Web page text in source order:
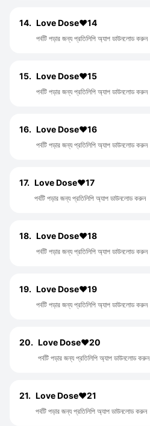
14. Love Dose❤️14
পর্বটি পড়ার জন্য প্রতিলিপি অ্যাপ ডাউনলোড করুন
15. Love Dose❤️15
পর্বটি পড়ার জন্য প্রতিলিপি অ্যাপ ডাউনলোড করুন
16. Love Dose❤️16
পর্বটি পড়ার জন্য প্রতিলিপি অ্যাপ ডাউনলোড করুন
17. Love Dose❤️17
পর্বটি পড়ার জন্য প্রতিলিপি অ্যাপ ডাউনলোড করুন
18. Love Dose❤️18
পর্বটি পড়ার জন্য প্রতিলিপি অ্যাপ ডাউনলোড করুন
19. Love Dose❤️19
পর্বটি পড়ার জন্য প্রতিলিপি অ্যাপ ডাউনলোড করুন
20. Love Dose❤️20
পর্বটি পড়ার জন্য প্রতিলিপি অ্যাপ ডাউনলোড করুন
21. Love Dose❤️21
পর্বটি পড়ার জন্য প্রতিলিপি অ্যাপ ডাউনলোড করুন